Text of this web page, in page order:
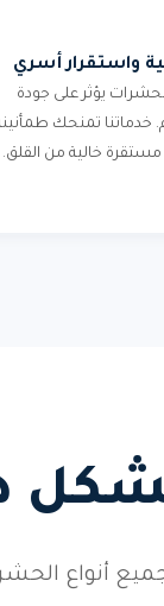
واستقرار أسري
يؤثر على جودة
خدماتنا تمنحك
مستقرة خالية من القلق.
أنواع